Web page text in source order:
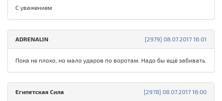
С уважением
[2979] 08.07.2017 16:01
ADRENALIN
Пока не плохо, но мало ударов по воротам. Надо бы ещё забивать.
[2978] 08.07.2017 16:00
Египетская Сила